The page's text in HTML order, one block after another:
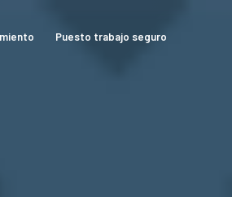
Puesto trabajo seguro